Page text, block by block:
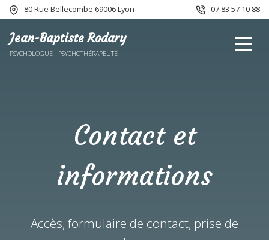
80 Rue Bellecombe 69006 Lyon 07 83 57 10 88
Jean-Baptiste Rodary
PSYCHOLOGUE - PSYCHOTHÉRAPEUTE
Contact et
informations
Accès, formulaire de contact, prise de